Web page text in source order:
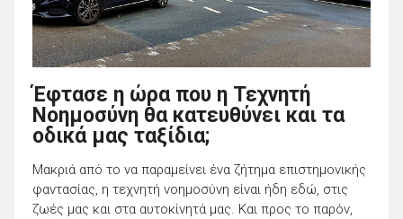
Έφτασε η ώρα που η Τεχνητή
Νοημοσύνη θα κατευθύνει και τα
οδικά μας ταξίδια;
Μακριά από το να παραμείνει ένα ζήτημα επιστημονικής
φαντασίας, η τεχνητή νοημοσύνη είναι ήδη εδώ, στις
ζωές μας και στα αυτοκίνητά μας. Και προς το παρόν,